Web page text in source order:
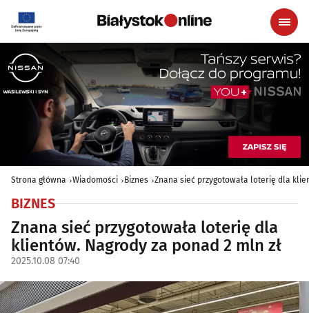
Strona główna Wiadomości Biznes Znana sieć przygotowała loterię dla
BIZNES
Znana sieć przygotowała loterię dla
klientów. Nagrody za ponad 2 mln zł
2025.10.08 07:40